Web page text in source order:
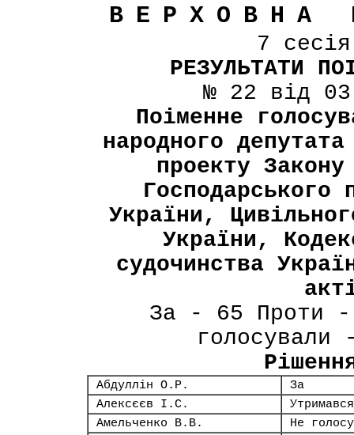
ВЕРХОВНА
7
РЕЗУЛЬТАТИ
№ 22 від
Поіменне
народного
проекту
Господарського
України,
України,
судочинства
За - 65 Проти -
Абдуллін О.Р.
За
Алексєєв І.С.
Утримався
Амельченко В.В.
Не